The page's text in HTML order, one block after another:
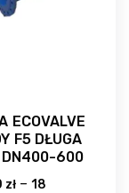
ECOVALVE
F5 DŁUGA
DN400-600
zł – 18